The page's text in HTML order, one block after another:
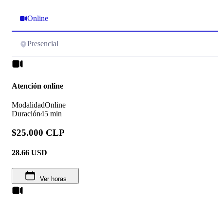
Online
Presencial
Atención online
ModalidadOnline
Duración45 min
$25.000 CLP
28.66 USD
Ver horas